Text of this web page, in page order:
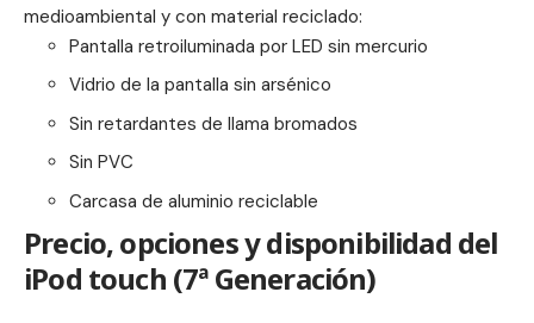
medioambiental y con material reciclado:
Pantalla retroiluminada por LED sin mercurio
Vidrio de la pantalla sin arsénico
Sin retardantes de llama bromados
Sin PVC
Carcasa de aluminio reciclable
Precio, opciones y disponibilidad del
iPod touch (7ª Generación)